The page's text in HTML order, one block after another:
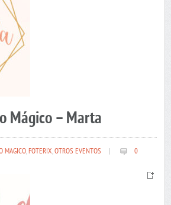
Mágico – Marta
MAGICO,FOTERIX,OTROS EVENTOS 0